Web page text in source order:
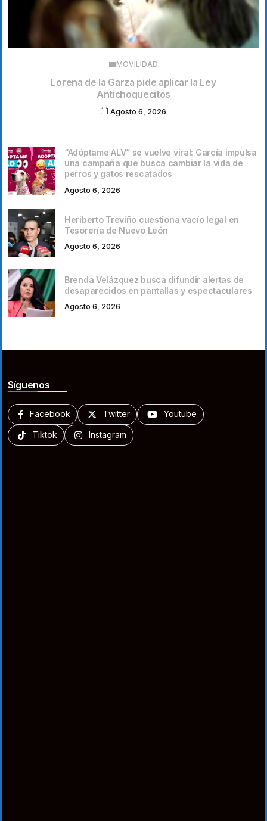
MOVILIDAD
Lorena de la Garza pide aplicar la Ley
Antichoquecitos
Agosto 6, 2026
“Adóptame ALV” se vuelve viral: García impulsa
una campaña que busca cambiar la vida de
perros y gatos rescatados
Agosto 6, 2026
Heriberto Treviño cuestiona vacío legal en
Tesorería de Nuevo León
Agosto 6, 2026
Brenda Velázquez busca difundir alertas de
desaparecidos en pantallas y espectaculares
Agosto 6, 2026
Síguenos
Facebook Twitter Youtube
Tiktok Instagram